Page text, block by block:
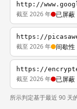
http://
截至 2026 年 已屏蔽
https://
截至 2026 年 间歇性
https://
截至 2026 年 已屏蔽
所示判定基于最近 90 天